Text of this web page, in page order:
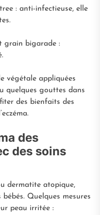
: anti-infectieuse, elle
grain bigarade :
végétale appliquées
quelques gouttes dans
des bienfaits des
des
des soins
dermatite atopique,
Quelques mesures
peau irritée :